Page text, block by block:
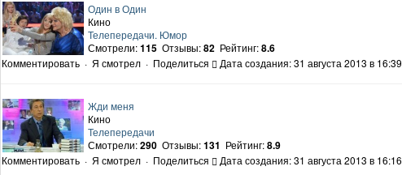
Один в Один
Кино
Телепередачи. Юмор
Смотрели:115 Отзывы:82 Рейтинг:8.6
Комментировать · Я смотрел · Поделиться Дата создания: 31 августа 2013 в 16:39
Жди меня
Кино
Телепередачи
Смотрели:290 Отзывы:131 Рейтинг:8.9
Комментировать · Я смотрел · Поделиться Дата создания: 31 августа 2013 в 16:16